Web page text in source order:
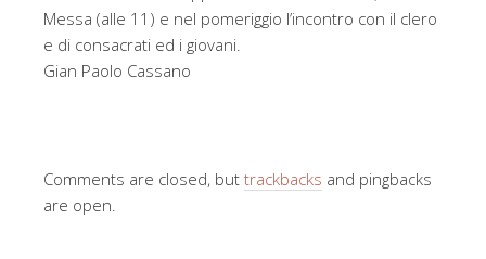
Messa (alle 11) e nel pomeriggio l’incontro con il clero
e di consacrati ed i giovani.
Gian Paolo Cassano
Comments are closed, but trackbacks and pingbacks
are open.